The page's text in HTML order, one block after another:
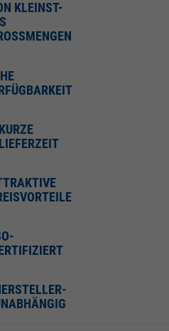
KLEINST-
KURZE
LIEFERZEIT